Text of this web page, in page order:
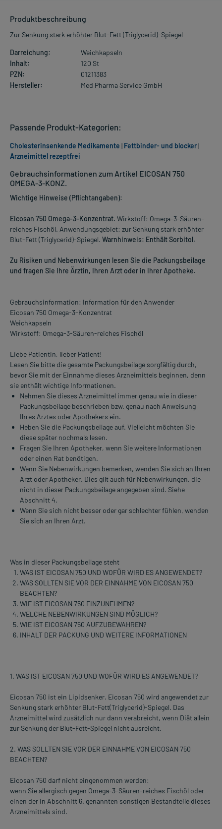
Produktbeschreibung
Zur Senkung stark erhöhter Blut-Fett (Triglycerid)-Spiegel
Darreichung:
Weichkapseln
Inhalt:
120 St
PZN:
01211383
Hersteller:
Med Pharma Service GmbH
Gebrauchsinformationen zum Artikel EICOSAN 750
OMEGA-3-KONZ.
Wichtige Hinweise (Pflichtangaben):
Eicosan 750 Omega-3-Konzentrat. Wirkstoff: Omega-3-Säuren-
reiches Fischöl. Anwendungsgebiet: zur Senkung stark erhöhter
Blut-Fett (Triglycerid)-Spiegel. Warnhinweis: Enthält Sorbitol.
Zu Risiken und Nebenwirkungen lesen Sie die Packungsbeilage
und fragen Sie Ihre Ärztin, Ihren Arzt oder in Ihrer Apotheke.
Gebrauchsinformation: Information für den Anwender
Eicosan 750 Omega-3-Konzentrat
Weichkapseln
Wirkstoff: Omega-3-Säuren-reiches Fischöl
Liebe Patientin, lieber Patient!
Lesen Sie bitte die gesamte Packungsbeilage sorgfältig durch,
bevor Sie mit der Einnahme dieses Arzneimittels beginnen, denn
sie enthält wichtige Informationen.
Nehmen Sie dieses Arzneimittel immer genau wie in dieser
Packungsbeilage beschrieben bzw. genau nach Anweisung
Ihres Arztes oder Apothekers ein.
Heben Sie die Packungsbeilage auf. Vielleicht möchten Sie
diese später nochmals lesen.
Fragen Sie Ihren Apotheker, wenn Sie weitere Informationen
oder einen Rat benötigen.
Wenn Sie Nebenwirkungen bemerken, wenden Sie sich an Ihren
Arzt oder Apotheker. Dies gilt auch für Nebenwirkungen, die
nicht in dieser Packungsbeilage angegeben sind. Siehe
Abschnitt 4.
Wenn Sie sich nicht besser oder gar schlechter fühlen, wenden
Sie sich an Ihren Arzt.
Was in dieser Packungsbeilage steht
WAS IST EICOSAN 750 UND WOFÜR WIRD ES ANGEWENDET?
WAS SOLLTEN SIE VOR DER EINNAHME VON EICOSAN 750
BEACHTEN?
WIE IST EICOSAN 750 EINZUNEHMEN?
WELCHE NEBENWIRKUNGEN SIND MÖGLICH?
WIE IST EICOSAN 750 AUFZUBEWAHREN?
INHALT DER PACKUNG UND WEITERE INFORMATIONEN
1. WAS IST EICOSAN 750 UND WOFÜR WIRD ES ANGEWENDET?
Eicosan 750 ist ein Lipidsenker. Eicosan 750 wird angewendet zur
Senkung stark erhöhter Blut-Fett(Triglycerid)-Spiegel. Das
Arzneimittel wird zusätzlich nur dann verabreicht, wenn Diät allein
zur Senkung der Blut-Fett-Spiegel nicht ausreicht.
2. WAS SOLLTEN SIE VOR DER EINNAHME VON EICOSAN 750
BEACHTEN?
Eicosan 750 darf nicht eingenommen werden:
wenn Sie allergisch gegen Omega-3-Säuren-reiches Fischöl oder
einen der in Abschnitt 6. genannten sonstigen Bestandteile dieses
Arzneimittels sind.
Passende Produkt-Kategorien:
Cholesterinsenkende Medikamente | Fettbinder- und blocker|
Arzneimittel rezeptfrei